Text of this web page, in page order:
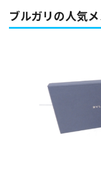
ブルガリの人気